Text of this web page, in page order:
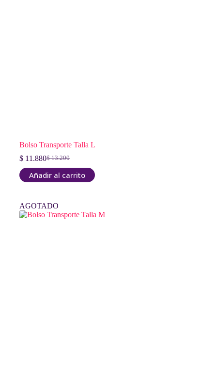
Bolso Transporte Talla L
$13.200
El
precio
original
$ 11.880El
precio
actual
Añadir al carrito
AGOTADO